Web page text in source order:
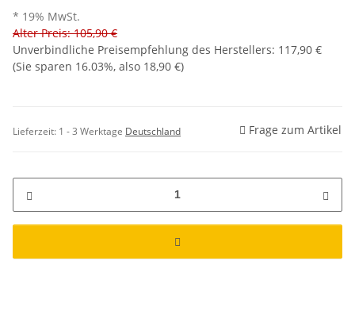
* 19% MwSt.
Alter Preis: 105,90 €
Unverbindliche Preisempfehlung des Herstellers: 117,90 €
(Sie sparen 16.03%, also 18,90 €)
Lieferzeit: 1 - 3 Werktage Deutschland Frage zum Artikel